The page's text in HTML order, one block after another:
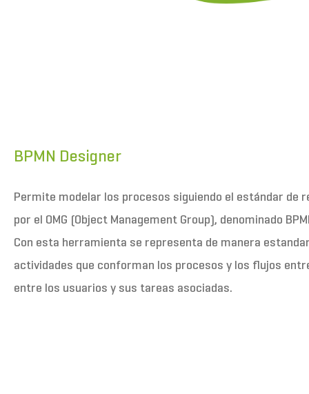
BPMN Designer
Permite modelar los procesos siguiendo el estándar de
por el OMG (Object Management Group), denominado
Con esta herramienta se representa de manera
actividades que conforman los procesos y los flujos
entre los usuarios y sus tareas asociadas.